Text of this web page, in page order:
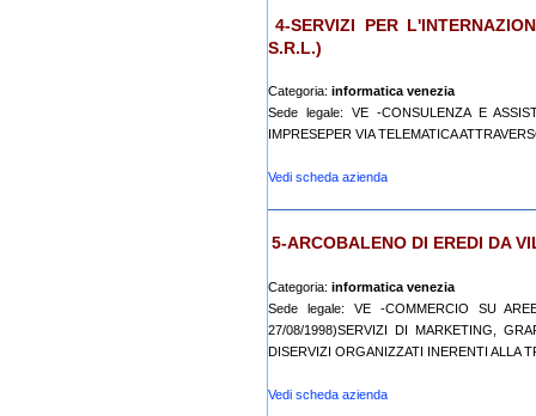
4-SERVIZI PER
S.R.L.)
Categoria: informatica venezia
Sede legale: VE -CONSULENZA E
IMPRESEPER VIA TELEMATICA
Vedi scheda azienda
5-ARCOBALENO DI EREDI DA
Categoria: informatica venezia
Sede legale: VE -COMMERCIO SU
27/08/1998)SERVIZI DI MARKETING,
DISERVIZI ORGANIZZATI INERENTI ALLA
Vedi scheda azienda